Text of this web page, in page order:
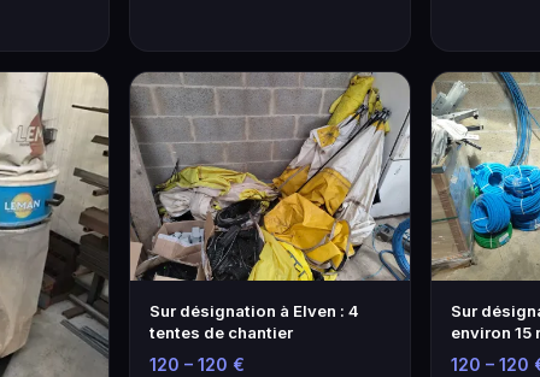
Sur désignation à Elven : 4
tentes de chantier
120 – 120 €
Sur
environ 15
élect…
120 – 120